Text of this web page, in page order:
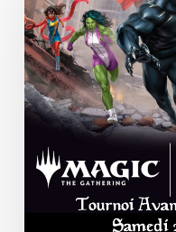
:
Marvel
Super
Héros